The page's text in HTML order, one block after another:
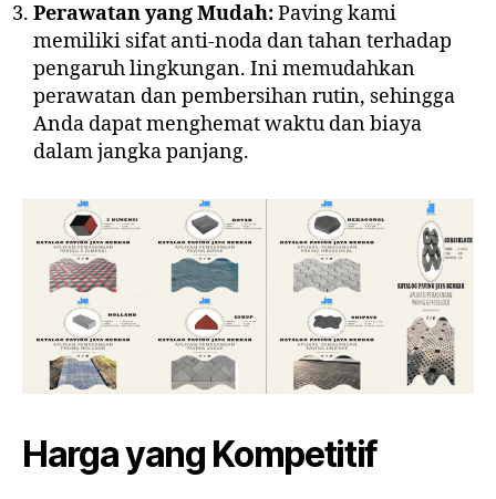
Perawatan yang Mudah:Paving kami
memiliki sifat anti-noda dan tahan terhadap
pengaruh lingkungan. Ini memudahkan
perawatan dan pembersihan rutin, sehingga
Anda dapat menghemat waktu dan biaya
dalam jangka panjang.
Harga yang Kompetitif